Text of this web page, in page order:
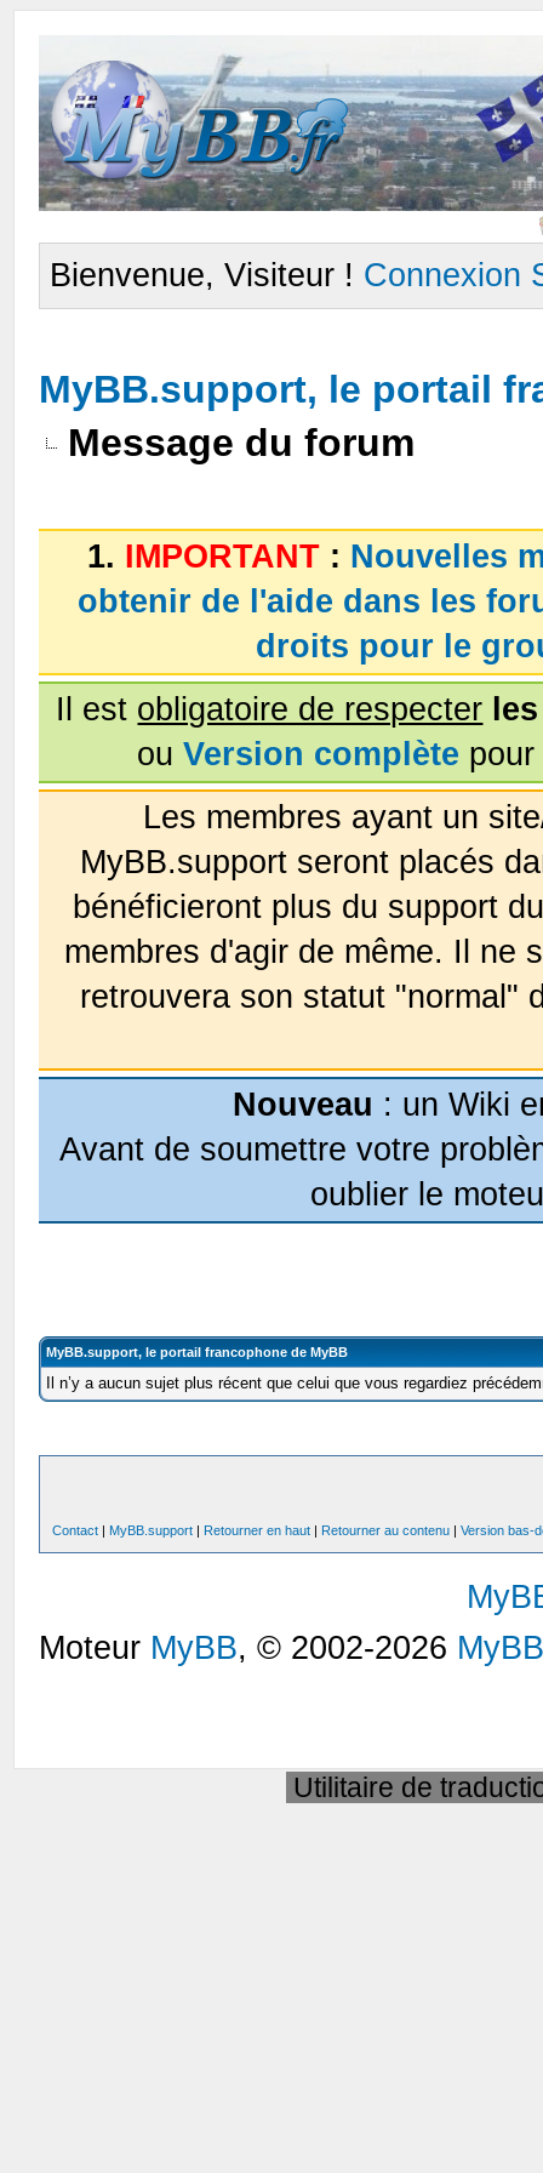
Bienvenue, Visiteur ! Connexion
MyBB.support, le portail
Message du forum
1. IMPORTANT : Nouvelles
obtenir de l'aide dans les
droits pour le
Il est obligatoire de respecter
ouVersion complète
Les membres ayant un
MyBB.support seront placés
bénéficieront plus du support
membres d'agir de même. Il ne
retrouvera son statut "normal"
Nouveau : un Wiki
Avant de soumettre votre
oublier le
MyBB.support, le portail francophone de MyBB
Il n’y a aucun sujet plus récent que celui que vous regardiez
Contact | MyBB.support | Retourner en haut | Retourner au contenu |Version bas-
Moteur MyBB, © 2002-2026
Utilitaire de